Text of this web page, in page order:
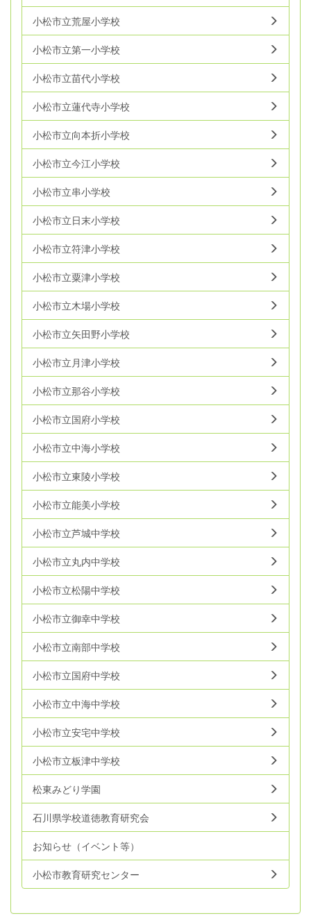
小松市立荒屋小学校
小松市立第一小学校
小松市立苗代小学校
小松市立蓮代寺小学校
小松市立向本折小学校
小松市立今江小学校
小松市立串小学校
小松市立日末小学校
小松市立符津小学校
小松市立粟津小学校
小松市立木場小学校
小松市立矢田野小学校
小松市立月津小学校
小松市立那谷小学校
小松市立国府小学校
小松市立中海小学校
小松市立東陵小学校
小松市立能美小学校
小松市立芦城中学校
小松市立丸内中学校
小松市立松陽中学校
小松市立御幸中学校
小松市立南部中学校
小松市立国府中学校
小松市立中海中学校
小松市立安宅中学校
小松市立板津中学校
松東みどり学園
石川県学校道徳教育研究会
お知らせ（イベント等）
小松市教育研究センター